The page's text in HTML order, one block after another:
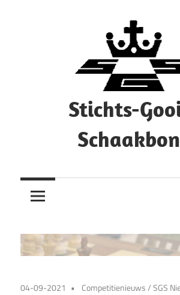
Stichts-
04-09-2021 Competitienieuws/SGS